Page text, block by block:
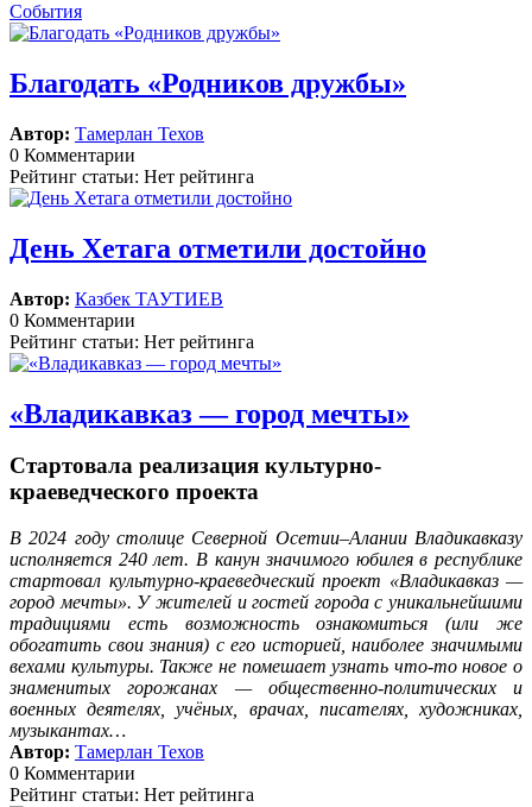
События
Благодать «Родников дружбы»
Автор: Тамерлан Техов
0 Комментарии
Рейтинг статьи: Нет рейтинга
День Хетага отметили достойно
Автор: Казбек ТАУТИЕВ
0 Комментарии
Рейтинг статьи: Нет рейтинга
«Владикавказ — город мечты»
Стартовала реализация культурно-
краеведческого проекта
В 2024 году столице Северной Осетии–Алании Владикавказу
исполняется 240 лет. В канун значимого юбилея в республике
стартовал культурно-краеведческий проект «Владикавказ —
город мечты». У жителей и гостей города с уникальнейшими
традициями есть возможность ознакомиться (или же
обогатить свои знания) с его историей, наиболее значимыми
вехами культуры. Также не помешает узнать что-то новое о
знаменитых горожанах — общественно-политических и
военных деятелях, учёных, врачах, писателях, художниках,
музыкантах…
Автор: Тамерлан Техов
0 Комментарии
Рейтинг статьи: Нет рейтинга